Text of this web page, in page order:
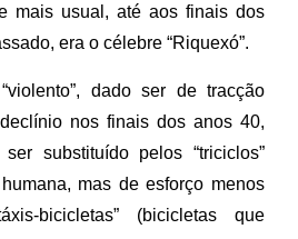
mais usual, até aos finais dos
era o célebre “Riquexó”.
dado ser de tracção
nos finais dos anos 40,
substituído pelos “triciclos”
mas de esforço menos
bicicletas” (bicicletas que